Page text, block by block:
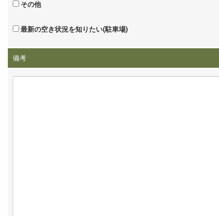
その他
最新の空き状況を知りたい(駐車場)
備考